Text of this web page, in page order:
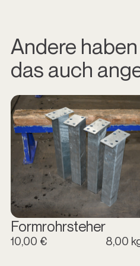
Andere
das auch
Formrohrsteher
10,00 € 8,00